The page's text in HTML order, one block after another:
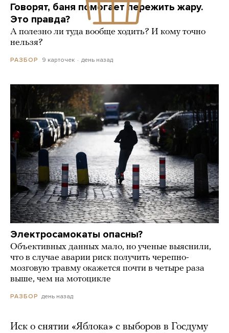
Говорят, баня помогает пережить жару.
Это правда?
А полезно ли туда вообще ходить? И кому точно
нельзя?
РАЗБОР 9 карточек день назад
Электросамокаты опасны?
Объективных данных мало, но ученые выяснили,
что в случае аварии риск получить черепно-
мозговую травму окажется почти в четыре раза
выше, чем на мотоцикле
РАЗБОР день назад
Иск о снятии «Яблока» с выборов в Госдуму